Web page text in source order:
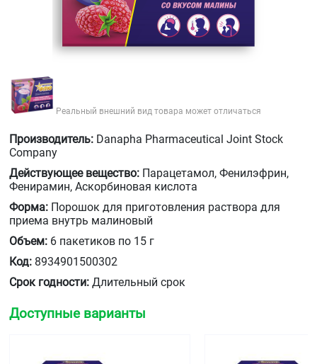
Реальный внешний вид товара может отличаться
Производитель: Danapha Pharmaceutical Joint Stock
Company
Действующее вещество: Парацетамол, Фенилэфрин,
Фенирамин, Аскорбиновая кислота
Форма: Порошок для приготовления раствора для
приема внутрь малиновый
Объем: 6 пакетиков по 15 г
Код: 8934901500302
Срок годности: Длительный срок
Доступные варианты